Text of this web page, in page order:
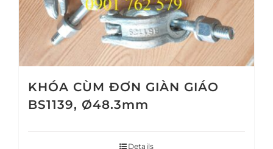
KHÓA CÙM ĐƠN GIÀN GIÁO
BS1139, Ø48.3mm
Details